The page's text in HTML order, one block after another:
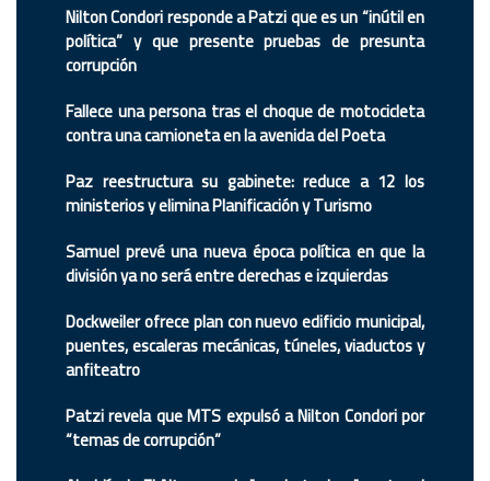
Nilton Condori responde a Patzi que es un “inútil en
política” y que presente pruebas de presunta
corrupción
Fallece una persona tras el choque de motocicleta
contra una camioneta en la avenida del Poeta
Paz reestructura su gabinete: reduce a 12 los
ministerios y elimina Planificación y Turismo
Samuel prevé una nueva época política en que la
división ya no será entre derechas e izquierdas
Dockweiler ofrece plan con nuevo edificio municipal,
puentes, escaleras mecánicas, túneles, viaductos y
anfiteatro
Patzi revela que MTS expulsó a Nilton Condori por
“temas de corrupción”